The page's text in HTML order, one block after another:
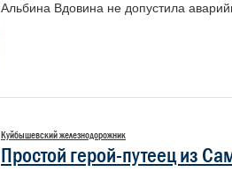
Альбина Вдовина не допустила
Куйбышевский железнодорожник
Простой герой-путеец из